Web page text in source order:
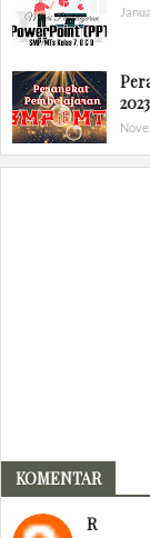
KOMENTAR
R